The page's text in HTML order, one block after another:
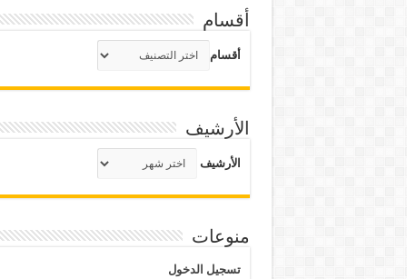
أقسام
أقسام
الأرشيف
الأرشيف
منوعات
تسجيل الدخول